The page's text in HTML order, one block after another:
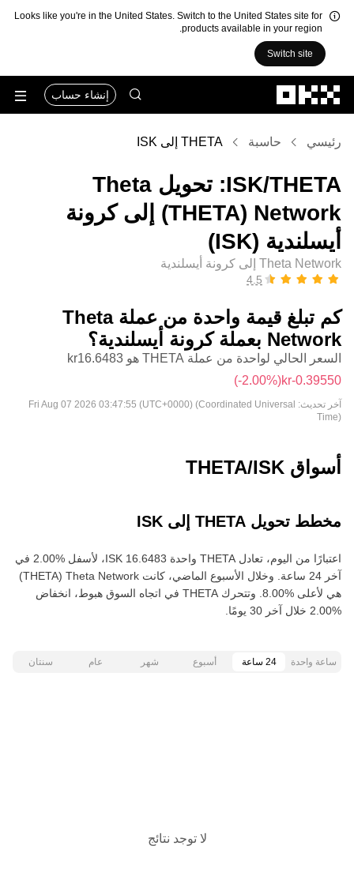
Looks like you're in the United States. Switch to the United States site for
products available in your region.
Switch site
إنشاء حساب
رئيسي حاسبة THETA إلى ISK
‏THETA/‏ISK: تحويل ‏Theta
Network (‏THETA) إلى ‏كرونة
أيسلندية (‏ISK)
Theta Network إلى كرونة أيسلندية
كم تبلغ قيمة واحدة من عملة ‏Theta
Network بعملة ‏كرونة أيسلندية؟
السعر الحالي لواحدة من عملة THETA هو ‏‎‏‎16.6483‏‏kr‏
(‏‎‎-2.00‎%‎‏)
آخر تحديث: Fri Aug 07 2026 03:47:55 (UTC+0000) (Coordinated Universal
Time)
أسواق THETA/ISK
مخطط تحويل THETA إلى ISK
اعتبارًا من اليوم، تعادل THETA واحدة ‏‎‏‎16.6483‏‏ ISK‏، لأسفل‏ ‏‎2.00‎%‎‏ في
آخر 24 ساعة. وخلال الأسبوع الماضي، كانت Theta Network‏ (THETA)
هي لأعلى‏ ‏‎8.00‎%‎‏. وتتحرك THETA في اتجاه السوق هبوط‏، انخفاض‏
ساعة واحدة 24 ساعة أسبوع شهر عام سنتان
لا توجد نتائج